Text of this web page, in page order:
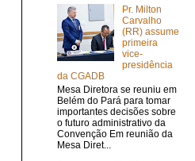
Pr. Milton
Carvalho
(RR) assume
primeira
vice-
presidência
da CGADB
Mesa Diretora se reuniu em
Belém do Pará para tomar
importantes decisões sobre
o futuro administrativo da
Convenção Em reunião da
Mesa Diret...